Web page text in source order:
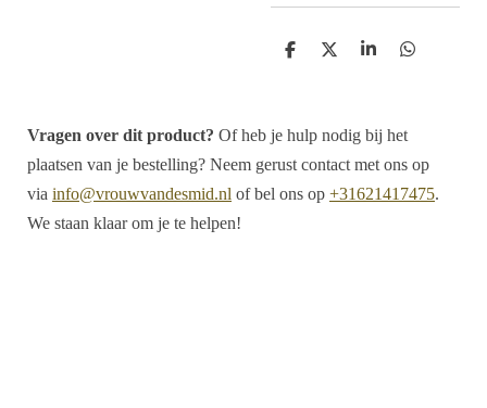
D
D
S
D
Vragen over dit product? Of heb je hulp nodig bij het
plaatsen van je bestelling? Neem gerust contact met ons op
via info@vrouwvandesmid.nl of bel ons op +31621417475.
We staan klaar om je te helpen!